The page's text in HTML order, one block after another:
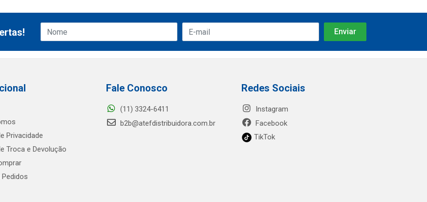
Privacidade
Troca e Devolução
Fale Conosco
(11) 3324-6411
b2b@atefdistribuidora.com.br
Redes Sociais
Instagram
Facebook
TikTok